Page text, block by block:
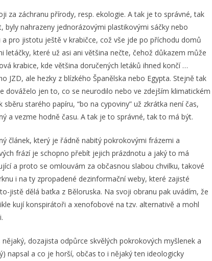
za záchranu přírody, resp. ekologie. A tak je to správné, tak
nahrazeny jednorázovými plastikovými sáčky nebo
pro jistotu ještě v krabičce, což vše jde po příchodu domů
které už asi ani většina nečte, čehož důkazem může
krabice, kde většina doručených letáků ihned končí …
JZD, ale hezky z blízkého Španělska nebo Egypta. Stejně tak
dováželo jen to, co se neurodilo nebo ve zdejším klimatickém
starého papíru, “bo na cypoviny” už zkrátka není čas,
a vezme hodně času. A tak je to správné, tak to má být.
článek, který je řádně nabitý pokrokovými frázemi a
frází je schopno přebít jejich prázdnotu a jaký to má
a proto se omlouvám za občasnou slabou chvilku, takové
i na ty zpropadené dezinformační weby, které zajisté
jistě dělá baťka z Běloruska. Na svoji obranu pak uvádím, že
kují konspirátoři a xenofobové na tzv. alternativě a mohl
dozajista odpůrce skvělých pokrokových myšlenek a
napsal a co je horší, občas to i nějaký ten ideologicky